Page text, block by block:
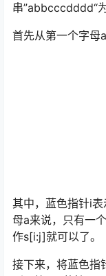
串”abbcccdddd“
首先从第一个字母
其中，蓝色指针i
母a来说，只有一
作s[i:j]就可以了。
接下来，将蓝色指